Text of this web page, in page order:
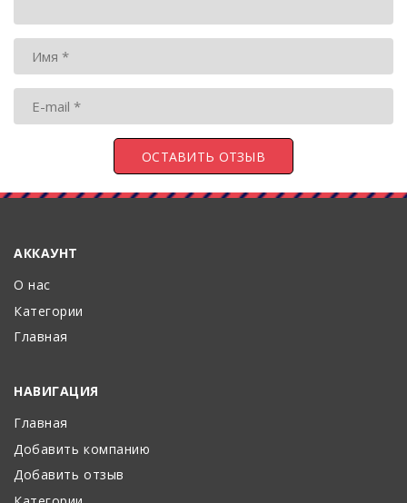
АККАУНТ
О нас
Категории
Главная
НАВИГАЦИЯ
Главная
Добавить компанию
Добавить отзыв